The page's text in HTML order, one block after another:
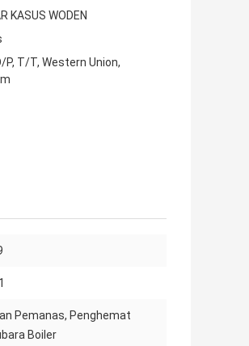
KASUS WODEN
P, T/T, Western Union,
Pemanas, Penghemat
Boiler